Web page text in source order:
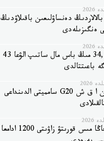
دەنساۋلىعىن باقىلاۋدىڭ
ەنگىزىلەدى
وڭىرلەرگە 34,5 مىڭ باس مال ساتىپ الۋعا 43
باعىتتالدى
قازاقستان مەن ا ق ش G20 سامميتى الدىنداعى
بالقاشتاعى جاڭا مىس قورىتۋ زاۋىتى 1200 ادامعا